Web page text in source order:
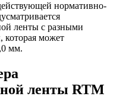
нормативно-
ленты с разными
может
мм.
ленты RTM